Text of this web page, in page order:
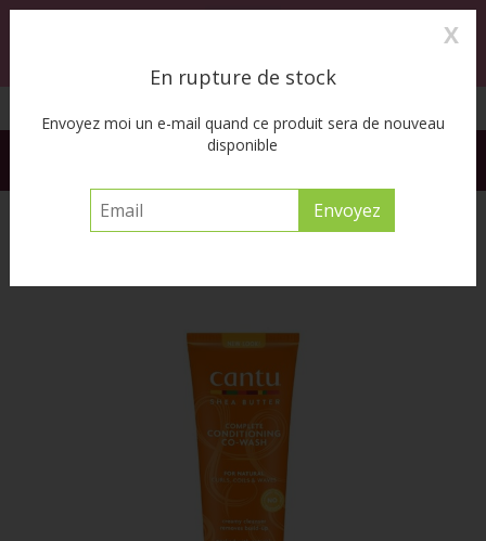
0
FREE SHIPPING ACROSS CANADA on orders of $55 or more
Shea Butter Complete Conditioning Co-Wash 10oz
En rupture de stock
Envoyez moi un e-mail quand ce produit sera de nouveau
disponible
X